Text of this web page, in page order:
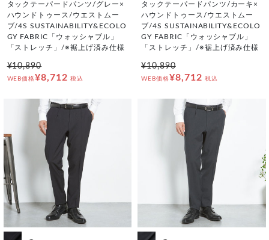
タックテーパードパンツ/グレー×
ハウンドトゥース/ウエストムー
ブ/4S SUSTAINABILITY&ECOLO
GY FABRIC「ウォッシャブル」
「ストレッチ」/※裾上げ済み仕様
¥10,890
WEB価格¥8,712 税込
タックテーパードパンツ/カーキ×
ハウンドトゥース/ウエストムー
ブ/4S SUSTAINABILITY&ECOLO
GY FABRIC「ウォッシャブル」
「ストレッチ」/※裾上げ済み仕様
¥10,890
WEB価格¥8,712 税込